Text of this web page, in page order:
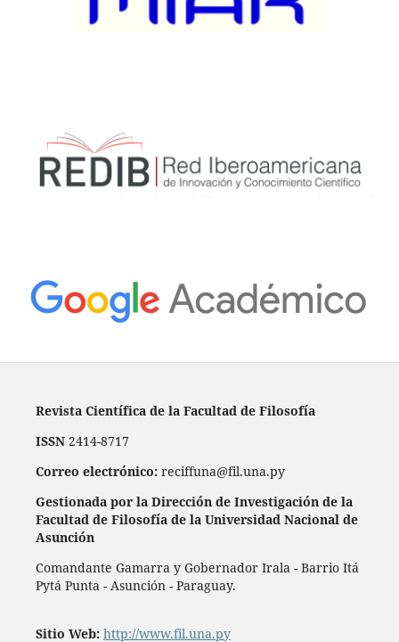
Revista Científica de la Facultad de Filosofía
ISSN2414-8717
Correo electrónico: reciffuna@fil.una.py
Gestionada por la Dirección de Investigación de la
Facultad de Filosofía de la Universidad Nacional de
Asunción
Comandante Gamarra y Gobernador Irala - Barrio Itá
Pytá Punta - Asunción - Paraguay.
Sitio Web: http://www.fil.una.py